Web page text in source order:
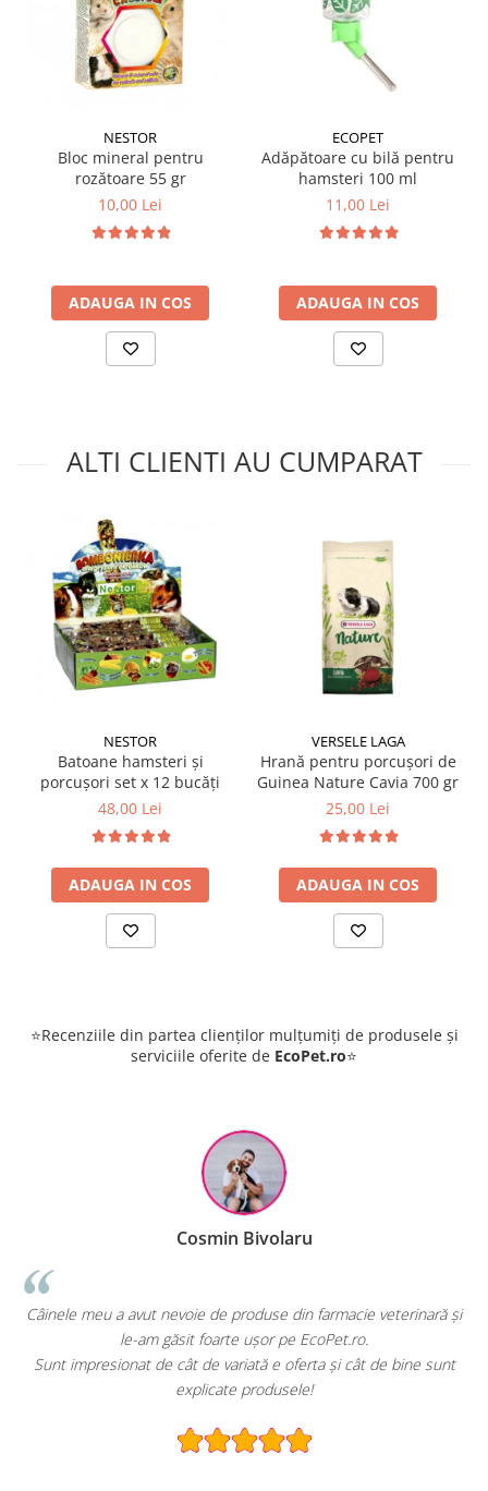
NESTOR
Bloc mineral pentru
rozătoare 55 gr
10,00 Lei
ADAUGA IN COS
ECOPET
Adăpătoare cu bilă pentru
hamsteri 100 ml
11,00 Lei
ADAUGA IN COS
ALTI CLIENTI AU CUMPARAT
NESTOR
Batoane hamsteri și
porcușori set x 12 bucăți
48,00 Lei
ADAUGA IN COS
VERSELE LAGA
Hrană pentru porcușori de
Guinea Nature Cavia 700 gr
25,00 Lei
ADAUGA IN COS
⭐Recenziile din partea clienților mulțumiți de produsele și
serviciile oferite de EcoPet.ro⭐
Cosmin Bivolaru
Câinele meu a avut nevoie de produse din farmacie veterinară și
le-am găsit foarte ușor pe EcoPet.ro.
Sunt impresionat de cât de variată e oferta și cât de bine sunt
explicate produsele!